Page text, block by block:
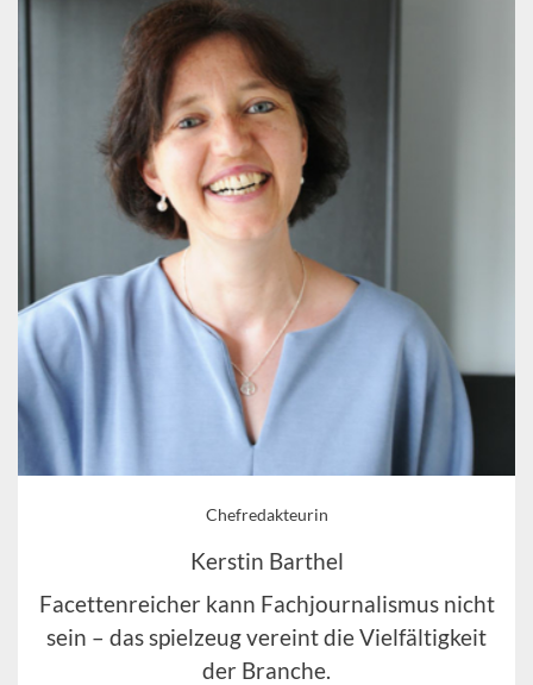
Chefredakteurin
Kerstin Barthel
Facettenreicher kann Fachjournalismus nicht
sein – das spielzeug vereint die Vielfältigkeit
der Branche.